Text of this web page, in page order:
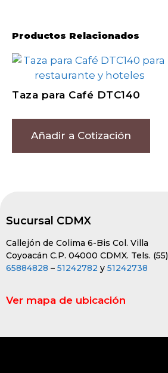
Productos Relacionados
Taza para Café DTC140
Añadir a Cotización
Sucursal CDMX
Callejón de Colima 6-Bis Col. Villa
Coyoacán C.P. 04000 CDMX. Tels. (55)
65884828 – 51242782 y 51242738
Ver mapa de ubicación